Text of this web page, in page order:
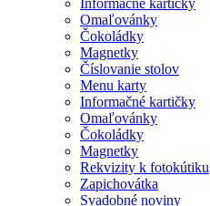
Informačné kartičky
Omaľovánky
Čokoládky
Magnetky
Číslovanie stolov
Menu karty
Informačné kartičky
Omaľovánky
Čokoládky
Magnetky
Rekvizity k fotokútiku
Zapichovátka
Svadobné noviny